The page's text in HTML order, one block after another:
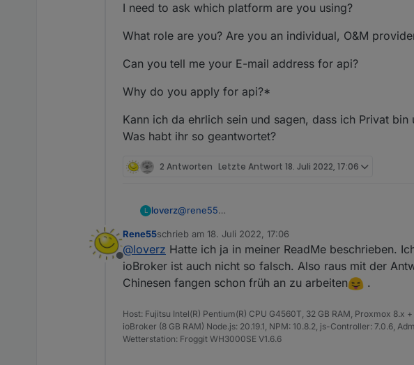
I need to ask which platform are you using?
What role are you? Are you an individual, O&M
Can you tell me your E-mail address for api?
Why do you apply for api?*
Kann ich da ehrlich sein und sagen, dass ich Privat
Was habt ihr so geantwortet?
2 Antworten Letzte Antwort 18. Juli 2022, 17:06
L loverz@rene55
*Hi,
I need to ask which platform are you using?
What role are you? Are you an individual, O&M
Can you tell me your E-mail address for api?
Why do you apply for api?*
Offline
Rene55schrieb am 18. Juli 2022, 17:06
zuletzt editiert von
@loverz Hatte ich ja in meiner ReadMe beschrieben.
ioBroker ist auch nicht so falsch. Also raus mit der
Chinesen fangen schon früh an zu arbeiten
.
Host: Fujitsu Intel(R) Pentium(R) CPU G4560T, 32 GB RAM, Proxmox 8.x
ioBroker (8 GB RAM) Node.js: 20.19.1, NPM: 10.8.2, js-Controller: 7.0.6,
Wetterstation: Froggit WH3000SE V1.6.6